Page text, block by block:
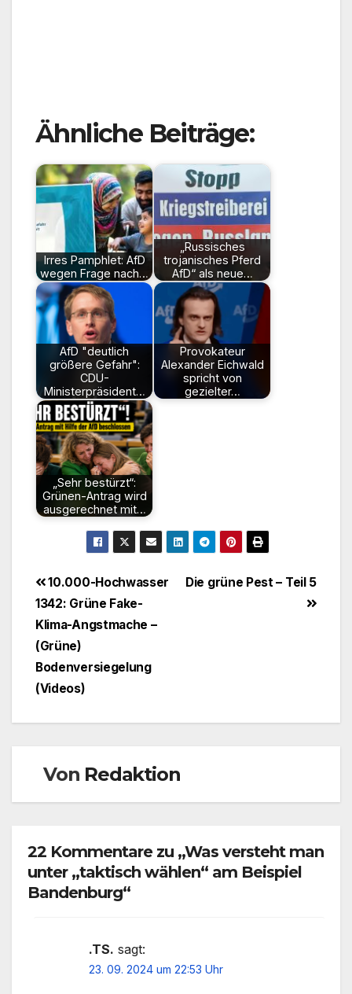
Ähnliche Beiträge:
Irres Pamphlet: AfD
wegen Frage nach…
„Russisches
trojanisches Pferd
AfD“ als neue…
AfD "deutlich
größere Gefahr":
CDU-
Ministerpräsident…
Provokateur
Alexander Eichwald
spricht von
gezielter…
„Sehr bestürzt“:
Grünen-Antrag wird
ausgerechnet mit…
Beitragsnavigation
Die grüne Pest – Teil 5
10.000-Hochwasser
1342: Grüne Fake-
Klima-Angstmache –
(Grüne)
Bodenversiegelung
(Videos)
Von Redaktion
22 Kommentare zu „Was versteht man
unter „taktisch wählen“ am Beispiel
Bandenburg“
.TS. sagt:
23. 09. 2024 um 22:53 Uhr